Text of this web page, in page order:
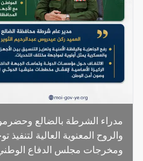
مدراء الشرطة بالضالع
والروح المعنوية العالية لتنفيذ
ومخرجات مجلس الدفاع